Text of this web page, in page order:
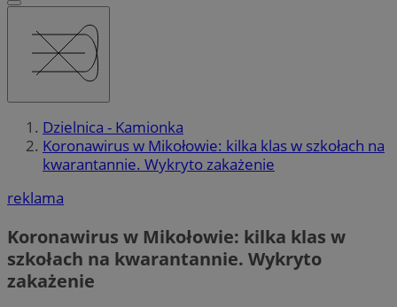
Dzielnica - Kamionka
Koronawirus w Mikołowie: kilka klas w szkołach na
kwarantannie. Wykryto zakażenie
reklama
Koronawirus w Mikołowie: kilka klas w
szkołach na kwarantannie. Wykryto
zakażenie